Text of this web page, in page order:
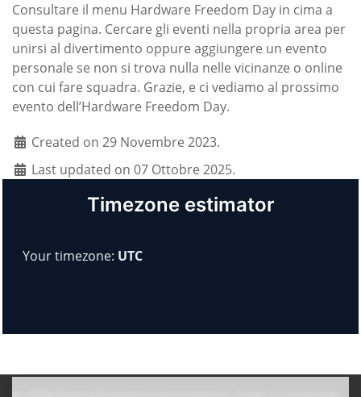
Consultare il menu Hardware Freedom Day in cima a
questa pagina. Cercare gli eventi nella propria area per
unirsi al divertimento oppure aggiungere un evento
personale se non si trova nulla nelle vicinanze o online
con cui fare squadra. Grazie, e ci vediamo al prossimo
evento dell’Hardware Freedom Day.
Created on 29 Novembre 2023.
Last updated on 07 Ottobre 2025.
Timezone estimator
Your timezone: UTC